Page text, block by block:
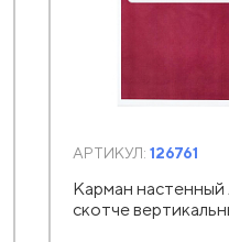
АРТИКУЛ: 126761
Карман
скотче